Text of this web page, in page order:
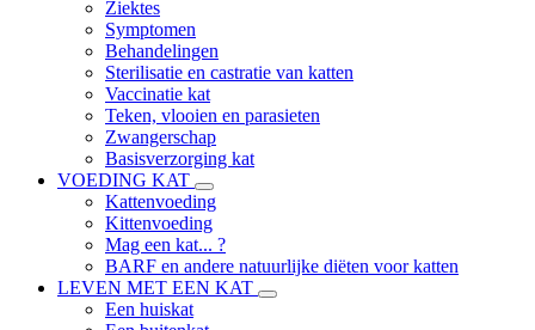
Ziektes
Symptomen
Behandelingen
Sterilisatie en castratie van katten
Vaccinatie kat
Teken, vlooien en parasieten
Zwangerschap
Basisverzorging kat
VOEDING KAT
Kattenvoeding
Kittenvoeding
Mag een kat... ?
BARF en andere natuurlijke diëten voor katten
LEVEN MET EEN KAT
Een huiskat